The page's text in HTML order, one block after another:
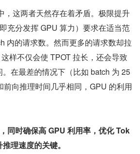
，这两者天然存在着矛盾。极限提升
充分发挥 GPU 算力）要求在适当范
内的请求数。然而更多的请求数却拉
样不仅会使 TPOT 拉长，还会导致
在最差的情况下（比如 batch 为 25
前向推理时间几乎相同，GPU 的利用
同时确保高 GPU 利用率，优化 Tok
理速度的关键。